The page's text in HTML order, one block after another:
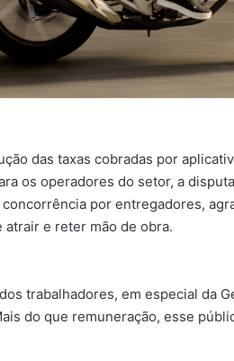
das taxas cobradas por
os operadores do setor, a
concorrência por entregadores,
atrair e reter mão de obra.
trabalhadores, em especial da
do que remuneração, esse